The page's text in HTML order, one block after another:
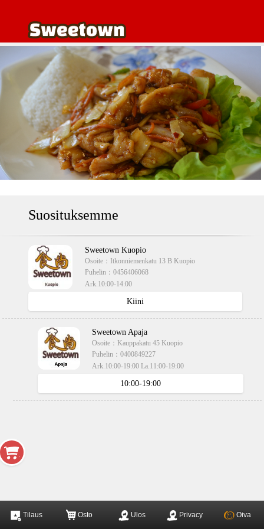
Suosituksemme
Sweetown Kuopio
Osoite：
Itkonniemenkatu 13 B Kuopio
Puhelin：0456406068
Ark.10:00-14:00
Kiini
Sweetown Apaja
Osoite： Kauppakatu 45 Kuopio
Puhelin：0400849227
Ark.10:00-19:00 La.11:00-19:00
10:00-19:00
Tilaus Osto Ulos Privacy Oiva